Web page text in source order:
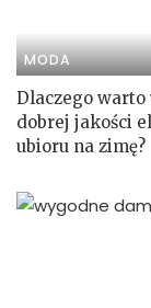
MODA
Dlaczego warto
dobrej jakości
ubioru na zimę?